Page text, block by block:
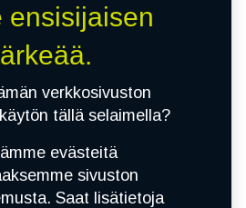
ensisijaisen
verkkosivuston
tällä selaimella?
evästeitä
sivuston
Saat lisätietoja